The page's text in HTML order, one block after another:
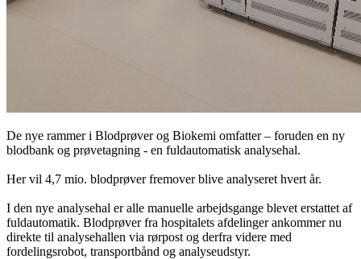
De nye rammer i Blodprøver og Biokemi omfatter – foruden en ny
blodbank og prøvetagning - en fuldautomatisk analysehal.
Her vil 4,7 mio. blodprøver fremover blive analyseret hvert år.
I den nye analysehal er alle manuelle arbejdsgange blevet erstattet af
fuldautomatik. Blodprøver fra hospitalets afdelinger ankommer nu
direkte til analysehallen via rørpost og derfra videre med
fordelingsrobot, transportbånd og analyseudstyr.